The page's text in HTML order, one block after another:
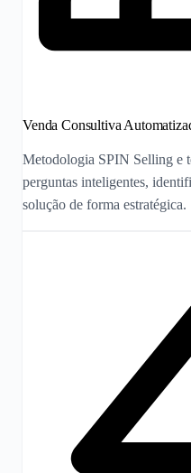
Venda Consultiva
Metodologia SPIN Selling e
perguntas inteligentes,
solução de forma estratégica.